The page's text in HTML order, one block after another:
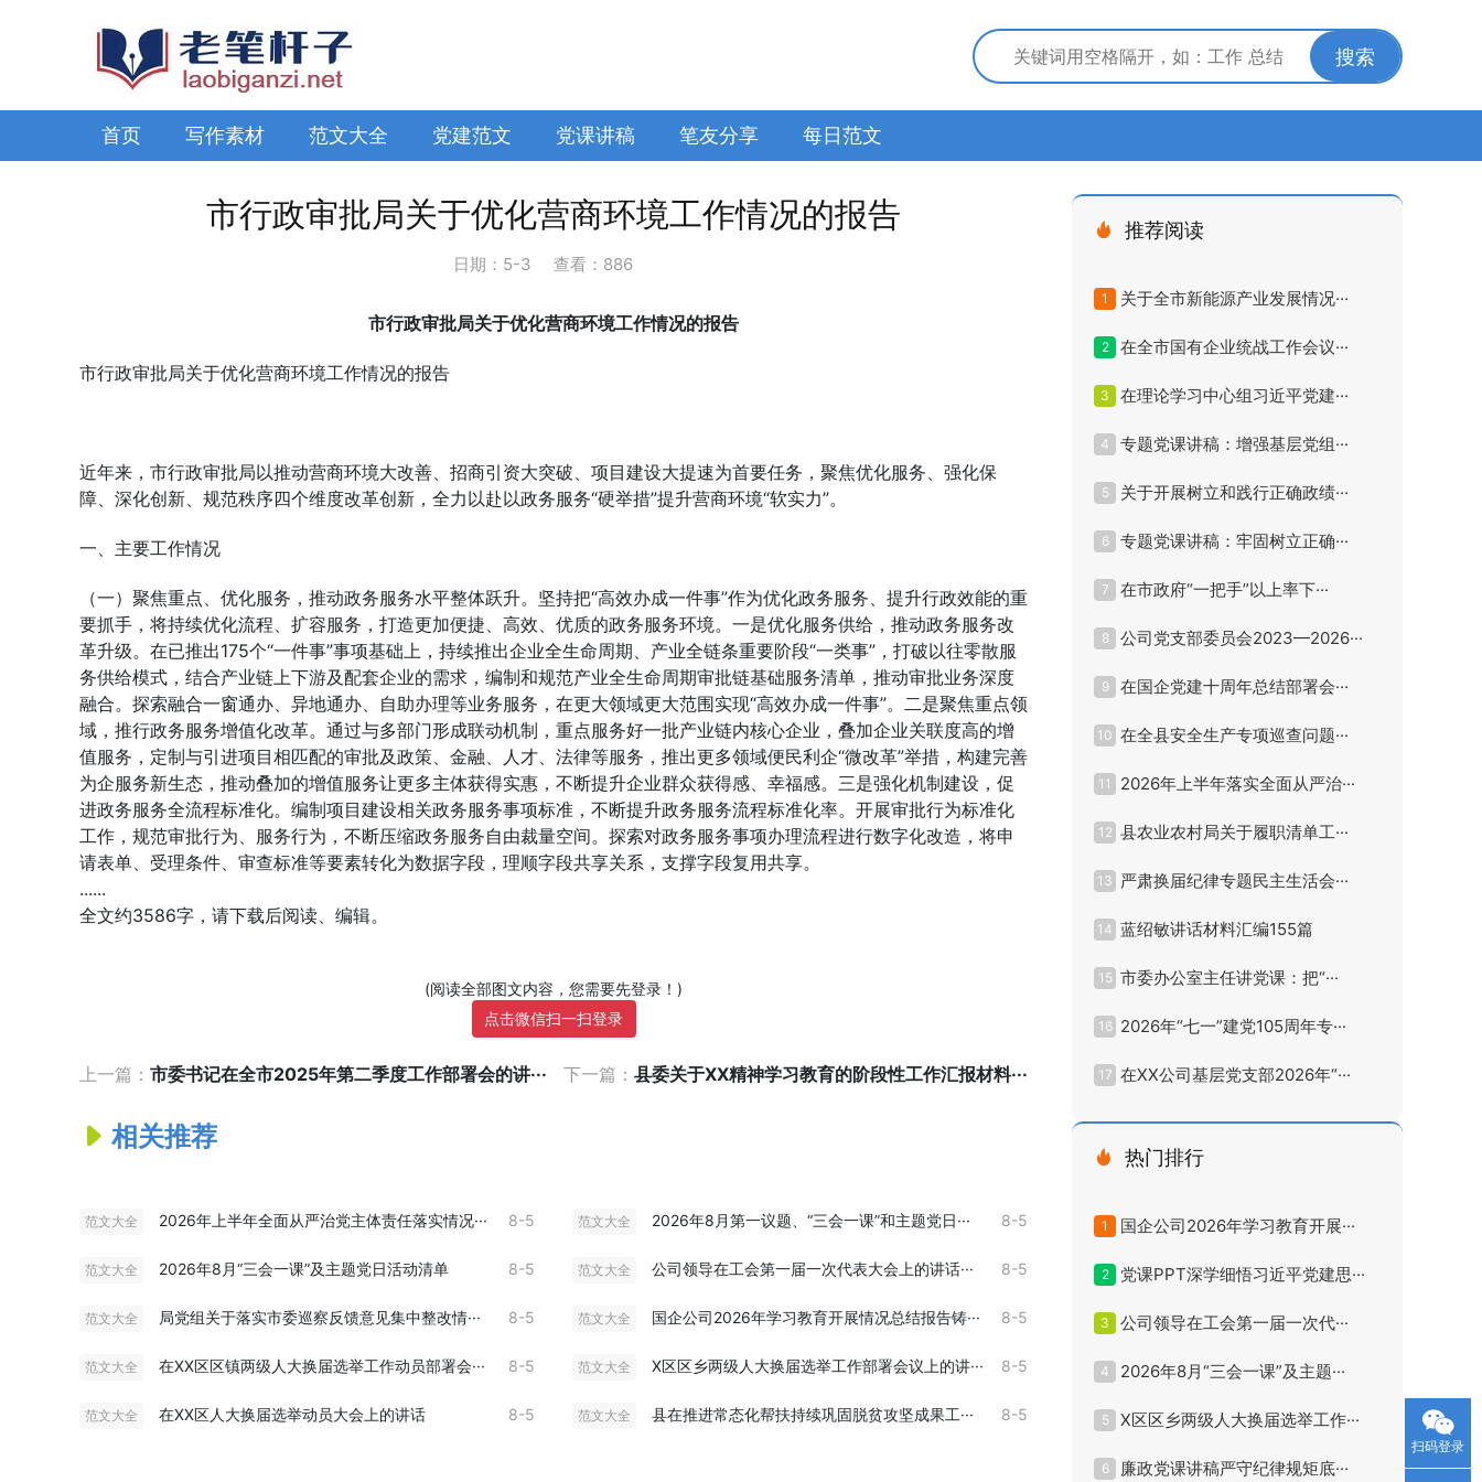
搜索
首页 写作素材 范文大全 党建范文 党课讲稿 笔友分享 每日范文
市行政审批局关于优化营商环境工作情况的报告
日期： 5-3 查看：886
市行政审批局关于优化营商环境工作情况的报告
市行政审批局关于优化营商环境工作情况的报告
近年来，市行政审批局以推动营商环境大改善、招商引资大突破、项目建设大提速为首要任务，聚焦优化服务、强化保
障、深化创新、规范秩序四个维度改革创新，全力以赴以政务服务“硬举措”提升营商环境“软实力”。
一、主要工作情况
（一）聚焦重点、优化服务，推动政务服务水平整体跃升。坚持把“高效办成一件事”作为优化政务服务、提升行政效能的重
要抓手，将持续优化流程、扩容服务，打造更加便捷、高效、优质的政务服务环境。一是优化服务供给，推动政务服务改
革升级。在已推出175个“一件事”事项基础上，持续推出企业全生命周期、产业全链条重要阶段“一类事”，打破以往零散服
务供给模式，结合产业链上下游及配套企业的需求，编制和规范产业全生命周期审批链基础服务清单，推动审批业务深度
融合。探索融合一窗通办、异地通办、自助办理等业务服务，在更大领域更大范围实现“高效办成一件事”。二是聚焦重点领
域，推行政务服务增值化改革。通过与多部门形成联动机制，重点服务好一批产业链内核心企业，叠加企业关联度高的增
值服务，定制与引进项目相匹配的审批及政策、金融、人才、法律等服务，推出更多领域便民利企“微改革”举措，构建完善
为企服务新生态，推动叠加的增值服务让更多主体获得实惠，不断提升企业群众获得感、幸福感。三是强化机制建设，促
进政务服务全流程标准化。编制项目建设相关政务服务事项标准，不断提升政务服务流程标准化率。开展审批行为标准化
工作，规范审批行为、服务行为，不断压缩政务服务自由裁量空间。探索对政务服务事项办理流程进行数字化改造，将申
请表单、受理条件、审查标准等要素转化为数据字段，理顺字段共享关系，支撑字段复用共享。
......
全文约3586字，请下载后阅读、编辑。
(阅读全部图文内容，您需要先登录！)
点击微信扫一扫登录
上一篇： 市委书记在全市2025年第二季度工作部署会的讲··· 下一篇： 县委关于XX精神学习教育的阶段性工作汇报材料···
相关推荐
范文大全 2026年上半年全面从严治党主体责任落实情况··· 8-5 范文大全 2026年8月第一议题、“三会一课”和主题党日··· 8-5
范文大全 2026年8月“三会一课”及主题党日活动清单 8-5 范文大全 公司领导在工会第一届一次代表大会上的讲话··· 8-5
范文大全 局党组关于落实市委巡察反馈意见集中整改情··· 8-5 范文大全 国企公司2026年学习教育开展情况总结报告铸··· 8-5
范文大全 在XX区区镇两级人大换届选举工作动员部署会··· 8-5 范文大全 X区区乡两级人大换届选举工作部署会议上的讲··· 8-5
范文大全 在XX区人大换届选举动员大会上的讲话 8-5 范文大全 县在推进常态化帮扶持续巩固脱贫攻坚成果工··· 8-5
推荐阅读
1 关于全市新能源产业发展情况···
2 在全市国有企业统战工作会议···
3 在理论学习中心组习近平党建···
4 专题党课讲稿：增强基层党组···
5 关于开展树立和践行正确政绩···
6 专题党课讲稿：牢固树立正确···
7 在市政府“一把手”以上率下···
8 公司党支部委员会2023—2026···
9 在国企党建十周年总结部署会···
10 在全县安全生产专项巡查问题···
11 2026年上半年落实全面从严治···
12 县农业农村局关于履职清单工···
13 严肃换届纪律专题民主生活会···
14 蓝绍敏讲话材料汇编155篇
15 市委办公室主任讲党课：把“···
16 2026年“七一”建党105周年专···
17 在XX公司基层党支部2026年“···
热门排行
1 国企公司2026年学习教育开展···
2 党课PPT深学细悟习近平党建思···
3 公司领导在工会第一届一次代···
4 2026年8月“三会一课”及主题···
5 X区区乡两级人大换届选举工作···
6 廉政党课讲稿严守纪律规矩底···
扫码登录